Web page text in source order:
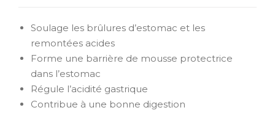
Soulage les brûlures d’estomac et les
remontées acides
Forme une barrière de mousse protectrice
dans l’estomac
Régule l’acidité gastrique
Contribue à une bonne digestion